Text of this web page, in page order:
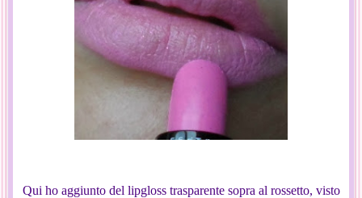
Qui ho aggiunto del lipgloss trasparente sopra al rossetto, visto